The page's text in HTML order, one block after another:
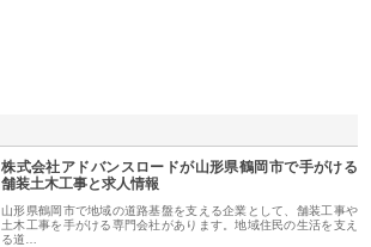
株式会社アドバンスロードが山形県鶴岡市で手がける
舗装土木工事と求人情報
山形県鶴岡市で地域の道路基盤を支える企業として、舗装工事や
土木工事を手がける専門会社があります。地域住民の生活を支え
る道…